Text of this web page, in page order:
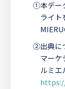
①本デー
ライ
②出典に
マーケ
ルミ